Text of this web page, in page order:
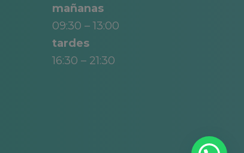
mañanas
09:30 – 13:00
tardes
16:30 – 21:30